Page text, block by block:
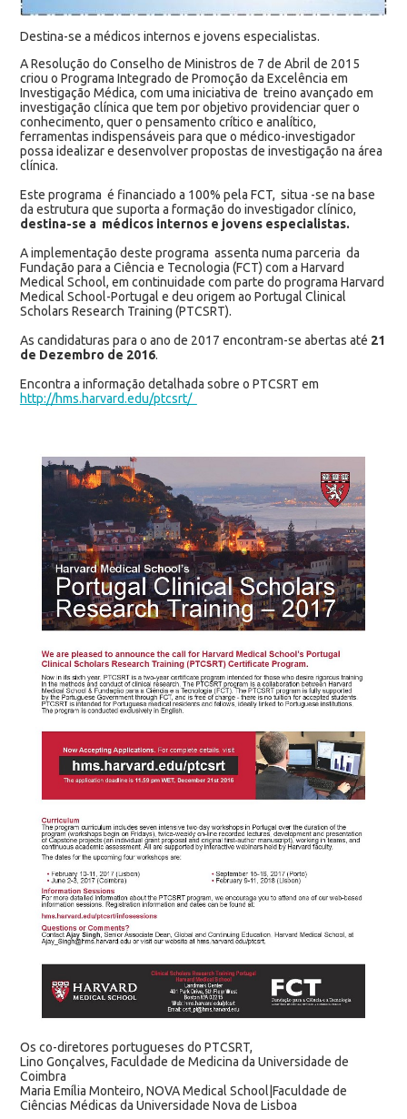
Destina-se a médicos internos e jovens especialistas.
A Resolução do Conselho de Ministros de 7 de Abril de 2015
criou o Programa Integrado de Promoção da Excelência em
Investigação Médica, com uma iniciativa de treino avançado em
investigação clínica que tem por objetivo providenciar quer o
conhecimento, quer o pensamento crítico e analítico,
ferramentas indispensáveis para que o médico-investigador
possa idealizar e desenvolver propostas de investigação na área
clínica.
Este programa é financiado a 100% pela FCT, situa -se na base
da estrutura que suporta a formação do investigador clínico,
destina-se a médicos internos e jovens especialistas.
A implementação deste programa assenta numa parceria da
Fundação para a Ciência e Tecnologia (FCT) com a Harvard
Medical School, em continuidade com parte do programa Harvard
Medical School-Portugal e deu origem ao Portugal Clinical
Scholars Research Training (PTCSRT).
As candidaturas para o ano de 2017 encontram-se abertas até 21
de Dezembro de 2016.
Encontra a informação detalhada sobre o PTCSRT em
http://hms.harvard.edu/ptcsrt/
Os co-diretores portugueses do PTCSRT,
Lino Gonçalves, Faculdade de Medicina da Universidade de
Coimbra
Maria Emília Monteiro, NOVA Medical School|Faculdade de
Ciências Médicas da Universidade Nova de Lisboa